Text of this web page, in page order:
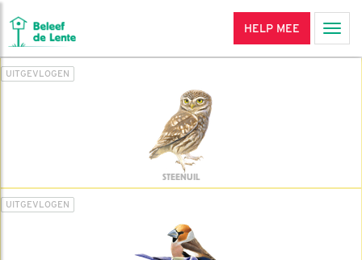
HELP MEE
UITGEVLOGEN
STEENUIL
UITGEVLOGEN